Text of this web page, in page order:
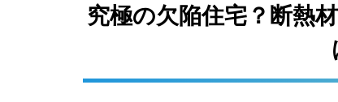
究極の欠陥住宅？断熱